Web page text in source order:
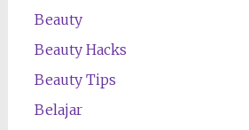
Beauty
Beauty Hacks
Beauty Tips
Belajar